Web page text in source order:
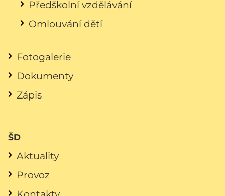
Předškolní vzdělávání
Omlouvání dětí
Fotogalerie
Dokumenty
Zápis
ŠD
Aktuality
Provoz